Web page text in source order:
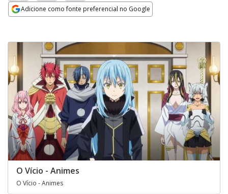
Adicione como fonte preferencial no Google
O Vício - Animes
O Vício - Animes